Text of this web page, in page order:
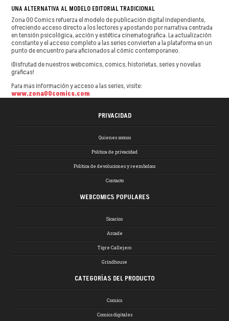
UNA ALTERNATIVA AL MODELO EDITORIAL TRADICIONAL
Zona 00 Comics refuerza el modelo de publicación digital independiente,
ofreciendo acceso directo a los lectores y apostando por narrativa centrada
en tensión psicológica, acción y estética cinematográfica. La actualización
constante y el acceso completo a las series convierten a la plataforma en un
punto de encuentro para aficionados al cómic contemporáneo.
¡Disfrutad de nuestros webcomics, comics, historietas, series y novelas
gráficas!
Para más información y acceso a las series, visite:
www.zona00comics.com
PRIVACIDAD
Quienes somos
Política de privacidad
Política de devoluciones y reembolsos
Contacto
WEBCOMICS POPULARES
Sicarios
Arcade
Tigre Callejero
Grindhouse
CATEGORÍAS DEL PRODUCTO
Comics
Comics digitales